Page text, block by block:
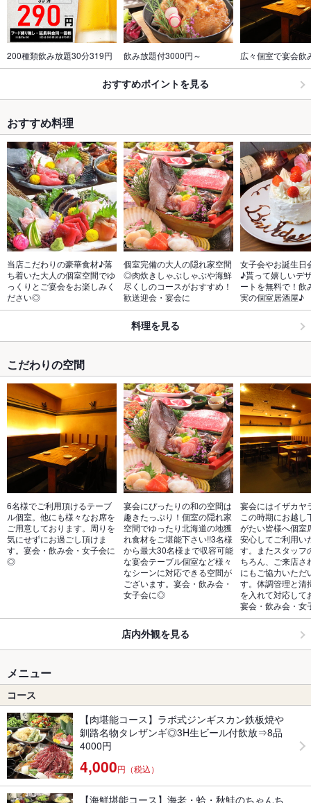
200種類飲み放題30分319円 飲み放題付3000円～ 広々個室で宴会飲
おすすめポイントを見る
おすすめ料理
当店こだわりの豪華食材♪落
ち着いた大人の個室空間でゆ
っくりとご宴会をお楽しみく
ださい◎
個室完備の大人の隠れ家空間
◎肉炊きしゃぶしゃぶや海鮮
尽くしのコースがおすすめ！
歓送迎会・宴会に
女子会やお誕生日
♪貰って嬉しいデ
ートを無料で！飲
実の個室居酒屋♪
料理を見る
こだわりの空間
6名様でご利用頂けるテーブ
ル個室。他にも様々なお席を
ご用意しております。周りを
気にせずにお過ごし頂けま
す。宴会・飲み会・女子会に
◎
宴会にぴったりの和の空間は
趣きたっぷり！個室の隠れ家
空間でゆったり北海道の地獲
れ食材をご堪能下さい!!3名様
から最大30名様まで収容可能
な宴会テーブル個室など様々
なシーンに対応できる空間が
ございます。宴会・飲み会・
女子会に◎
宴会にはイザカヤ
この時期にお越し
がたい皆様へ個室
安心してご利用い
す。またスタッフ
ちろん、ご来店さ
にもご協力いただ
す。体調管理と清
を入れて対応して
宴会・飲み会・
店内外観を見る
メニュー
コース
【肉堪能コース】ラボ式ジンギスカン鉄板焼や
釧路名物タレザンギ◎3H生ビール付飲放⇒8品
4000円
4,000円（税込）
【海鮮堪能コース】海老・蛤・秋鮭のちゃんち